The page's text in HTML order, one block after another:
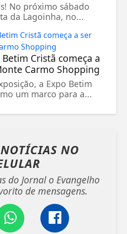
No próximo sábado
da Lagoinha, no...
Cristã começa a
Carmo Shopping
a Expo Betim
um marco para a...
NO
do Jornal o Evangelho
de mensagens.